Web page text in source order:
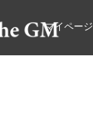
マイページ